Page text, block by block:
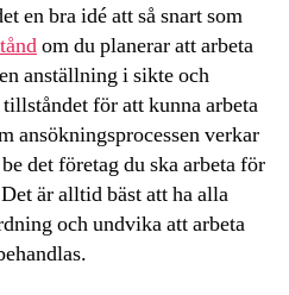
en bra idé att så snart som
om du planerar att arbeta
anställning i sikte och
för att kunna arbeta
ansökningsprocessen verkar
det företag du ska arbeta för
är alltid bäst att ha alla
och undvika att arbeta